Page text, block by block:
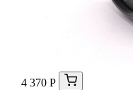
4 370 Р